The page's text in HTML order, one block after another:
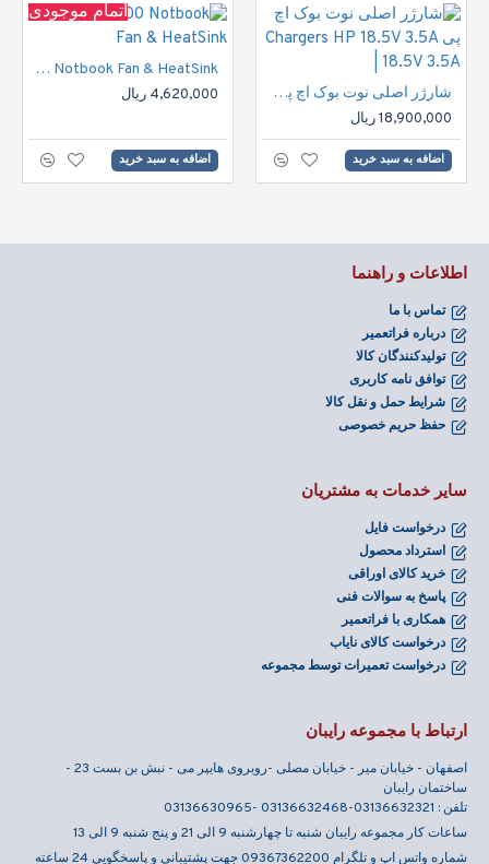
شارژر اصلی نوت بوک اچ پی Chargers HP 18.5V 3.5A | 18.5V 3.5A
18,900,000 ریال
اضافه به سبد خرید
اتمام موجودی
HP DV6000 Notbook Fan & HeatSink
4,620,000 ریال
اضافه به سبد خرید
اطلاعات و راهنما
تماس با ما
درباره فراتعمیر
تولیدکنندگان کالا
توافق نامه کاربری
شرایط حمل و نقل کالا
حفظ حریم خصوصی
سایر خدمات به مشتریان
درخواست فایل
استرداد محصول
خرید کالای اوراقی
پاسخ به سوالات فنی
همکاری با فراتعمیر
درخواست کالای نایاب
درخواست تعمیرات توسط مجموعه
ارتباط با مجموعه رایبان
اصفهان - خیابان میر - خیابان مصلی -روبروی هایپر می - نبش بن بست 23 -
ساختمان رایبان
تلفن : 03136632321-03136632468 -03136630965
ساعات کار مجموعه رایبان شنبه تا چهارشنبه 9 الی 21 و پنج شنبه 9 الی 13
شماره واتس اپ و تلگرام 09367362200 جهت پشتیبانی و پاسخگویی 24 ساعته